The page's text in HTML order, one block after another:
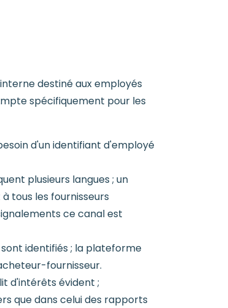
destiné aux employés
spécifiquement pour les
d'un identifiant d'employé
plusieurs langues ; un
tous les fournisseurs
ce canal est
identifiés ; la plateforme
fournisseur.
d'intérêts évident ;
que dans celui des rapports